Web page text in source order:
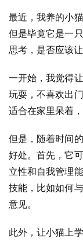
最近，我养的小
但是毕竟它是一
思考，是否应该让
一开始，我觉得
玩耍，不喜欢出
适合在家里呆着
但是，随着时间
好处。首先，它
立性和自我管理
技能，比如如何
意见。
此外，让小猫上